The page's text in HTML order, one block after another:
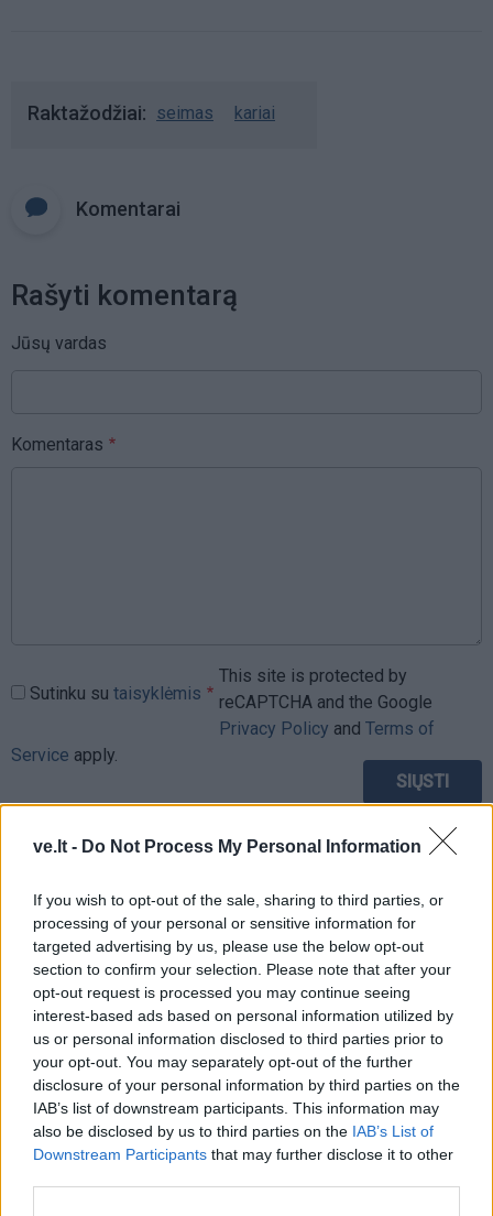
ve.lt - Do Not Process My Personal Information
If you wish to opt-out of the sale, sharing to third parties, or
processing of your personal or sensitive information for
targeted advertising by us, please use the below opt-out
section to confirm your selection. Please note that after your
opt-out request is processed you may continue seeing
interest-based ads based on personal information utilized by
us or personal information disclosed to third parties prior to
your opt-out. You may separately opt-out of the further
disclosure of your personal information by third parties on the
IAB’s list of downstream participants. This information may
also be disclosed by us to third parties on the IAB’s List of
Downstream Participants that may further disclose it to other
Raktažodžiai seimas kariai
Komentarai
Rašyti komentarą
Jūsų vardas
Komentaras
Sutinku su taisyklėmis
This site is protected by
reCAPTCHA and the Google
Privacy Policy and Terms of
Service apply.
TAIP PAT SKAITYKITE